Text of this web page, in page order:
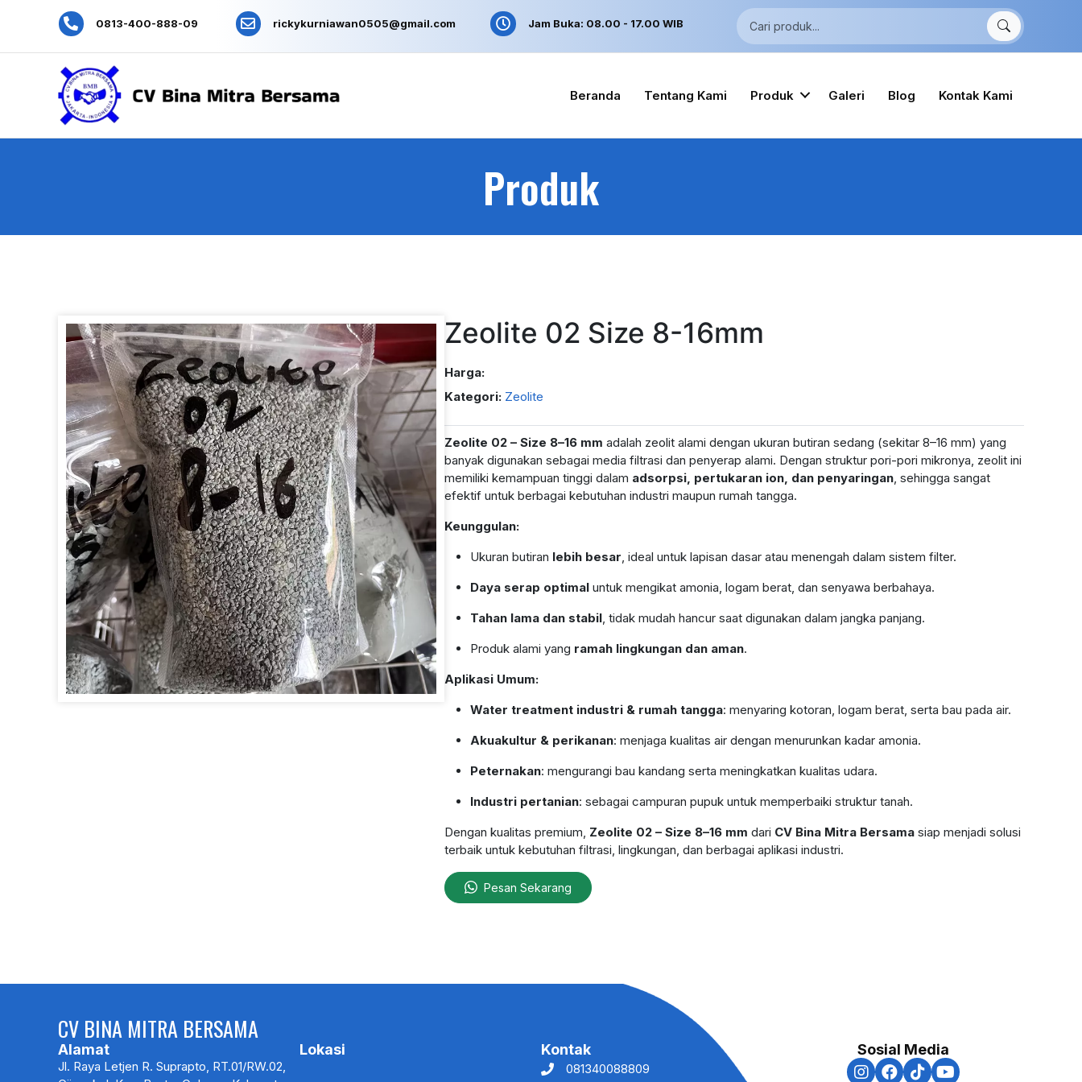
0813-400-888-09 rickykurniawan0505@gmail.com Jam Buka: 08.00 - 17.00 WIB
Beranda Tentang Kami Produk Galeri Blog Kontak Kami
Produk
Zeolite 02 Size 8-16mm
Harga:
Kategori: Zeolite
Zeolite 02 – Size 8–16 mm adalah zeolit alami dengan ukuran butiran sedang (sekitar 8–16 mm) yang
banyak digunakan sebagai media filtrasi dan penyerap alami. Dengan struktur pori-pori mikronya, zeolit ini
memiliki kemampuan tinggi dalam adsorpsi, pertukaran ion, dan penyaringan , sehingga sangat
efektif untuk berbagai kebutuhan industri maupun rumah tangga.
Keunggulan:
Ukuran butiran lebih besar , ideal untuk lapisan dasar atau menengah dalam sistem filter.
Daya serap optimal untuk mengikat amonia, logam berat, dan senyawa berbahaya.
Tahan lama dan stabil , tidak mudah hancur saat digunakan dalam jangka panjang.
Produk alami yang ramah lingkungan dan aman.
Aplikasi Umum:
Water treatment industri & rumah tangga: menyaring kotoran, logam berat, serta bau pada air.
Akuakultur & perikanan: menjaga kualitas air dengan menurunkan kadar amonia.
Peternakan: mengurangi bau kandang serta meningkatkan kualitas udara.
Industri pertanian: sebagai campuran pupuk untuk memperbaiki struktur tanah.
Dengan kualitas premium, Zeolite 02 – Size 8–16 mm dari CV Bina Mitra Bersama siap menjadi solusi
terbaik untuk kebutuhan filtrasi, lingkungan, dan berbagai aplikasi industri.
Pesan Sekarang
CV BINA MITRA BERSAMA
Alamat
Jl. Raya Letjen R. Suprapto, RT.01/RW.02,
Lokasi Kontak
081340088809
Sosial Media